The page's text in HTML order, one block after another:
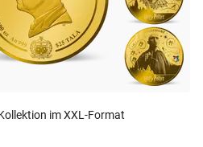
im XXL-Format